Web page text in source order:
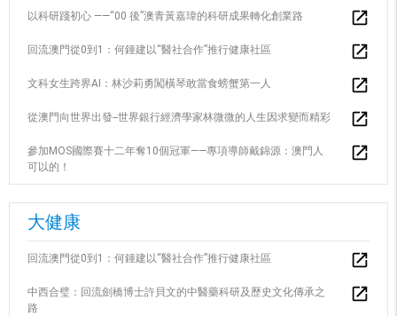
以科研踐初心 ——“00 後”澳青黃嘉瑋的科研成果轉化創業路
回流澳門從0到1：何鍾建以“醫社合作”推行健康社區
文科女生跨界AI：林沙莉勇闖橫琴敢當食螃蟹第一人
從澳門向世界出發--世界銀行經濟學家林微微的人生因求變而精彩
參加MOS國際賽十二年奪10個冠軍——專項導師戴錦源：澳門人
可以的！
大健康
回流澳門從0到1：何鍾建以“醫社合作”推行健康社區
中西合璧：回流劍橋博士許貝文的中醫藥科研及歷史文化傳承之
路